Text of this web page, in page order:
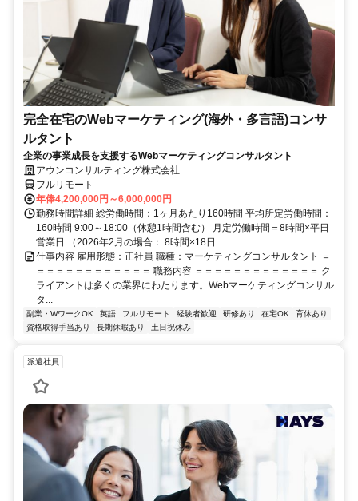
完全在宅のWebマーケティング(海外・多言語)コンサ
ルタント
企業の事業成長を支援するWebマーケティングコンサルタント
アウンコンサルティング株式会社
フルリモート
年俸4,200,000円～6,000,000円
勤務時間詳細 総労働時間：1ヶ月あたり160時間 平均所定労働時間：
160時間 9:00～18:00（休憩1時間含む） 月定労働時間＝8時間×平日
営業日 （2026年2月の場合： 8時間×18日...
仕事内容 雇用形態：正社員 職種：マーケティングコンサルタント ＝
＝＝＝＝＝＝＝＝＝＝＝＝ 職務内容 ＝＝＝＝＝＝＝＝＝＝＝＝＝ ク
ライアントは多くの業界にわたります。Webマーケティングコンサル
タ...
副業・WワークOK 英語 フルリモート 経験者歓迎 研修あり 在宅OK
育休あり
資格取得手当あり
長期休暇あり 土日祝休み
派遣社員